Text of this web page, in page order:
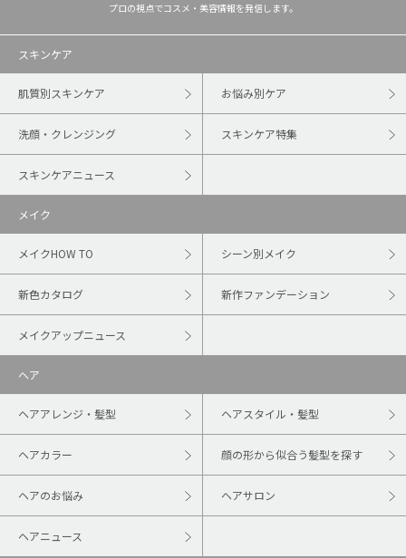
プロの視点でコスメ・美容情報を発信します。
スキンケア
肌質別スキンケア お悩み別ケア
洗顔・クレンジング スキンケア特集
スキンケアニュース
メイク
メイクHOW TO シーン別メイク
新色カタログ 新作ファンデーション
メイクアップニュース
ヘア
ヘアアレンジ・髪型 ヘアスタイル・髪型
ヘアカラー 顔の形から似合う髪型を探す
ヘアのお悩み ヘアサロン
ヘアニュース